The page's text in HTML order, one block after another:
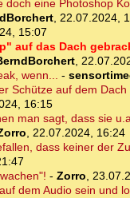
eine Photoshop
, 22.07.2024,
15:07
auf das Dach
,
wenn... -
Schütze auf dem
16:15
man sagt, dass sie
, 22.07.2024, 16:24
dass keiner der
- Zorro,
dem Audio sein und